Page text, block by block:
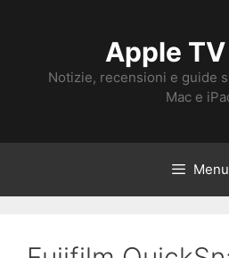
Apple
Notizie, recensioni e guide
Mac e
Menu